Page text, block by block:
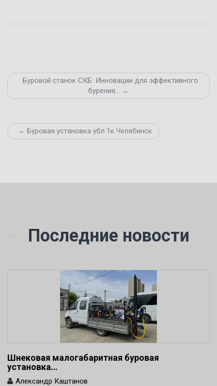
Буровой станок СКБ: Инновации для эффективного
бурения… →
← Буровая установка убл 1к Челябинск
Последние новости
Шнековая малогабаритная буровая
установка…
Александр Каштанов